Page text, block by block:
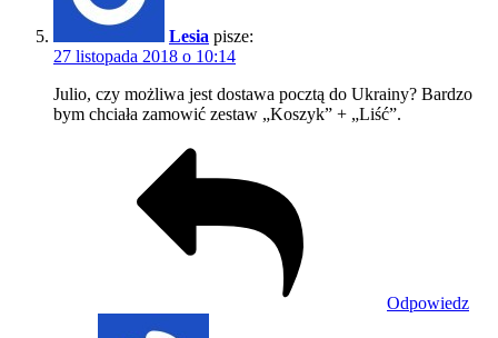
Lesia pisze:
27 listopada 2018 o 10:14
Julio, czy możliwa jest dostawa pocztą do Ukrainy? Bardzo
bym chciała zamowić zestaw „Koszyk” + „Liść”.
Odpowiedz